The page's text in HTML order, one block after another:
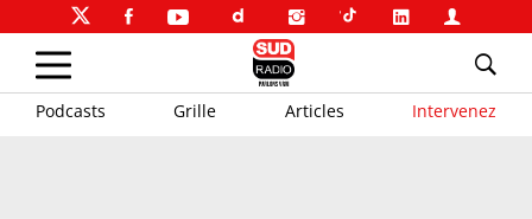
Podcasts Grille Articles Intervenez